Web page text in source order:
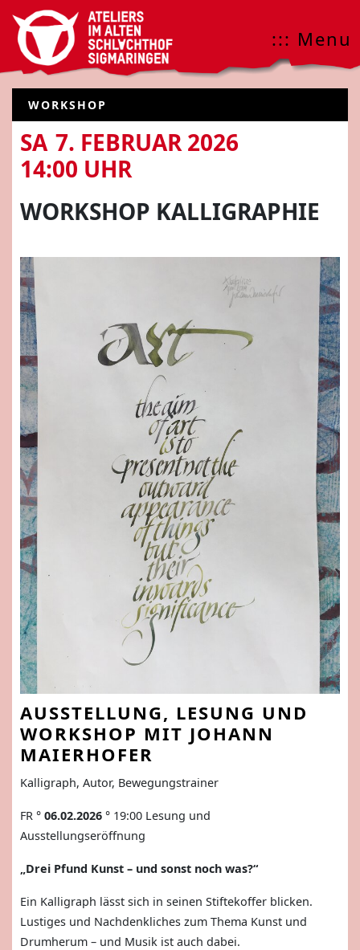
::: Menu
WORKSHOP
SA 7. FEBRUAR 2026
14:00 UHR
WORKSHOP KALLIGRAPHIE
AUSSTELLUNG, LESUNG UND
WORKSHOP MIT JOHANN
MAIERHOFER
Kalligraph, Autor, Bewegungstrainer
FR ° 06.02.2026 ° 19:00 Lesung und
Ausstellungseröffnung
„Drei Pfund Kunst – und sonst noch was?“
Ein Kalligraph lässt sich in seinen Stiftekoffer blicken.
Lustiges und Nachdenkliches zum Thema Kunst und
Drumherum – und Musik ist auch dabei.